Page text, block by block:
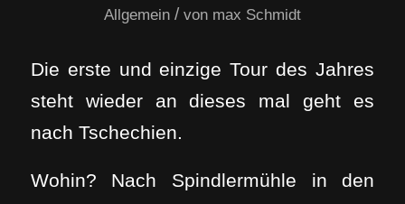
Allgemein / von max Schmidt
Die erste und einzige Tour des Jahres
steht wieder an dieses mal geht es
nach Tschechien.
Wohin? Nach Spindlermühle in den